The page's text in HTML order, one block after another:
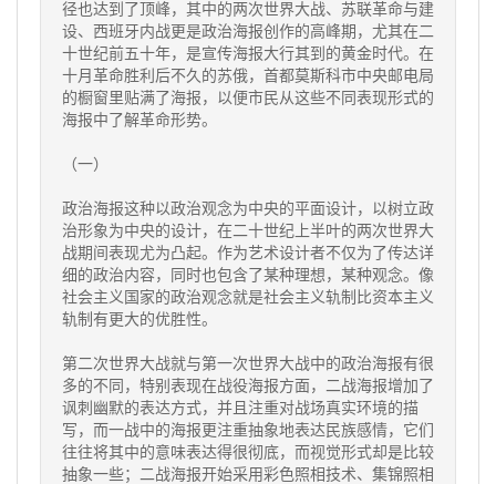
径也达到了顶峰，其中的两次世界大战、苏联革命与建
设、西班牙内战更是政治海报创作的高峰期，尤其在二
十世纪前五十年，是宣传海报大行其到的黄金时代。在
十月革命胜利后不久的苏俄，首都莫斯科市中央邮电局
的橱窗里贴满了海报，以便市民从这些不同表现形式的
海报中了解革命形势。
（一）
政治海报这种以政治观念为中央的平面设计，以树立政
治形象为中央的设计，在二十世纪上半叶的两次世界大
战期间表现尤为凸起。作为艺术设计者不仅为了传达详
细的政治内容，同时也包含了某种理想，某种观念。像
社会主义国家的政治观念就是社会主义轨制比资本主义
轨制有更大的优胜性。
第二次世界大战就与第一次世界大战中的政治海报有很
多的不同，特别表现在战役海报方面，二战海报增加了
讽刺幽默的表达方式，并且注重对战场真实环境的描
写，而一战中的海报更注重抽象地表达民族感情，它们
往往将其中的意味表达得很彻底，而视觉形式却是比较
抽象一些；二战海报开始采用彩色照相技术、集锦照相